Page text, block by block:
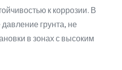
к коррозии. В
грунта, не
в зонах с высоким